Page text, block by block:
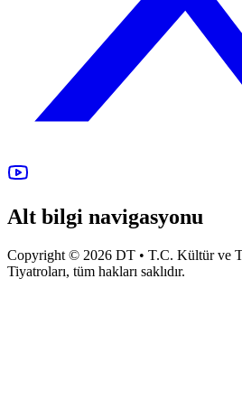
Alt bilgi navigasyonu
Copyright © 2026 DT • T.C. Kültür ve
Tiyatroları, tüm hakları saklıdır.